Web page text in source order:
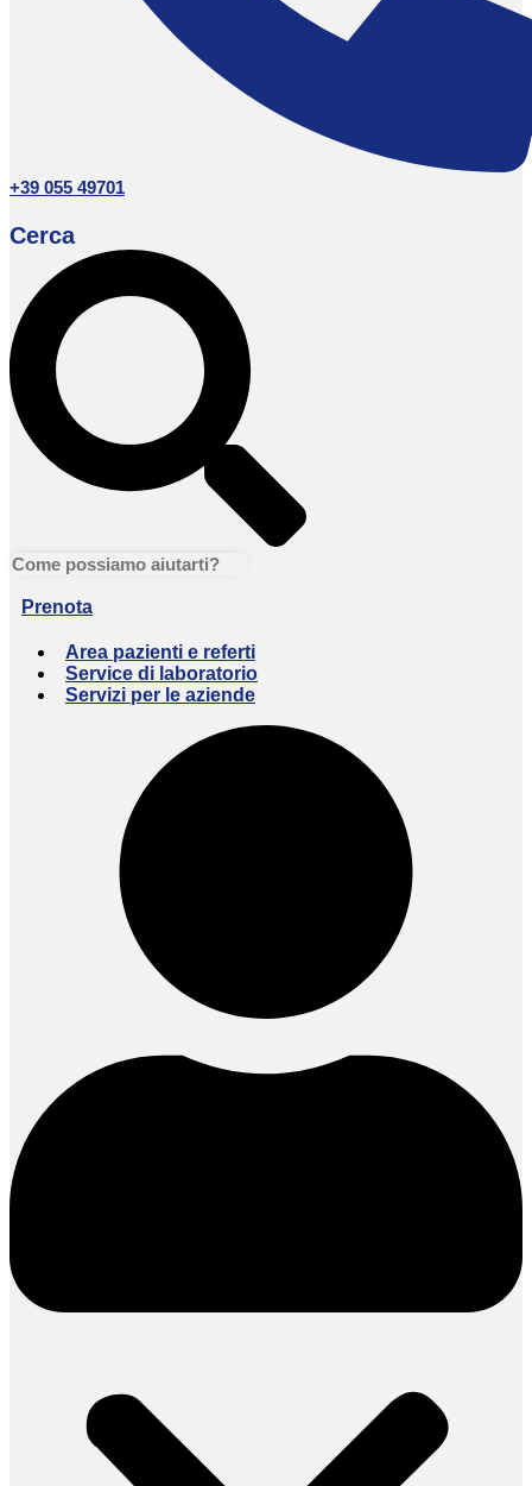
+39 055 49701
Cerca
Prenota
Area pazienti e referti
Service di laboratorio
Servizi per le aziende